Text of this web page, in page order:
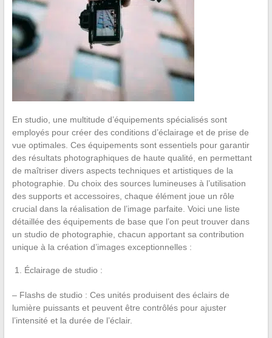
En studio, une multitude d’équipements spécialisés sont
employés pour créer des conditions d’éclairage et de prise de
vue optimales. Ces équipements sont essentiels pour garantir
des résultats photographiques de haute qualité, en permettant
de maîtriser divers aspects techniques et artistiques de la
photographie. Du choix des sources lumineuses à l’utilisation
des supports et accessoires, chaque élément joue un rôle
crucial dans la réalisation de l’image parfaite. Voici une liste
détaillée des équipements de base que l’on peut trouver dans
un studio de photographie, chacun apportant sa contribution
unique à la création d’images exceptionnelles :
Éclairage de studio :
– Flashs de studio : Ces unités produisent des éclairs de
lumière puissants et peuvent être contrôlés pour ajuster
l’intensité et la durée de l’éclair.